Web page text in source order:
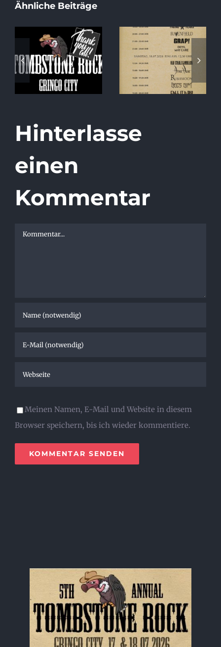
Ähnliche Beiträge
Running Order
2026
Special Album
Release Show
at Tombstone
Rock!
Hinterlasse
einen
Kommentar
Kommentar
Meinen Namen, E-Mail und Website in diesem
Browser speichern, bis ich wieder kommentiere.